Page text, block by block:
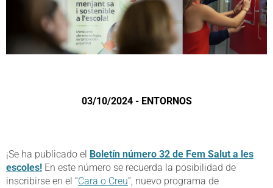
03/10/2024 - ENTORNOS
¡Se ha publicado el Boletín número 32 de Fem Salut a les
escoles! En este número se recuerda la posibilidad de
inscribirse en el “Cara o Creu”, nuevo programa de